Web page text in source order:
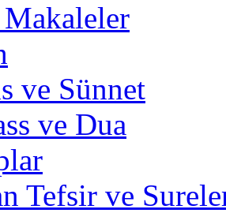
ve Sünnet
ve Dua
Tefsir ve